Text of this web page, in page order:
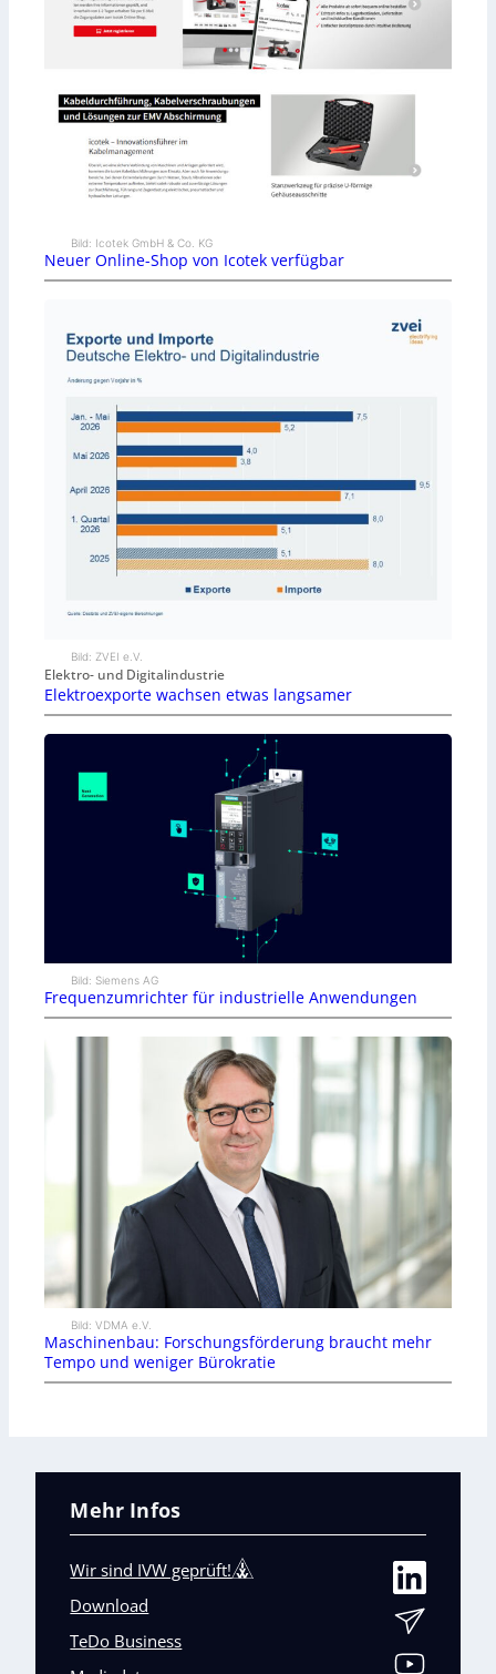
Bild: Icotek GmbH & Co. KG
Neuer Online-Shop von Icotek verfügbar
Bild: ZVEI e.V.
Elektro- und Digitalindustrie
Elektroexporte wachsen etwas langsamer
Bild: Siemens AG
Frequenzumrichter für industrielle Anwendungen
Bild: VDMA e.V.
Maschinenbau: Forschungsförderung braucht mehr
Tempo und weniger Bürokratie
Mehr Infos
Wir sind IVW geprüft!
Download
TeDo Business